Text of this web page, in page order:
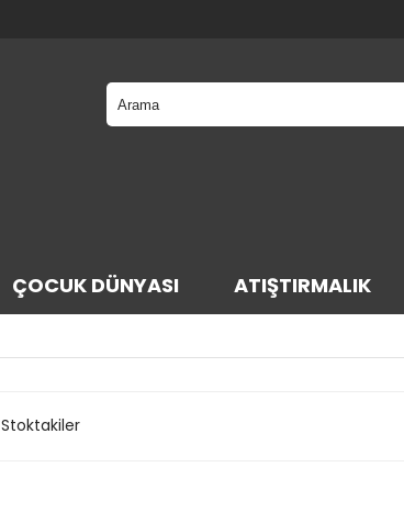
ÇOCUK DÜNYASI ATIŞTIRMALIK
Stoktakiler